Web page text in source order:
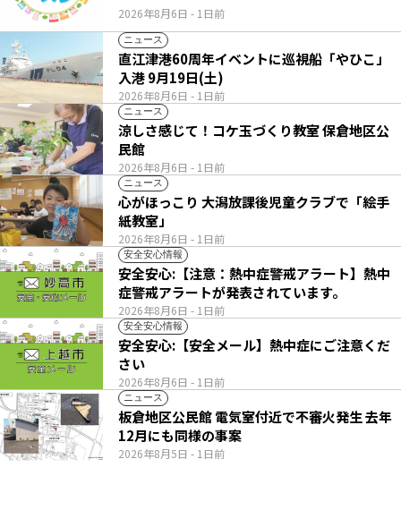
2026年8月6日 - 1日前
ニュース
2026年8月6日 - 1日前
直江津港60周年イベントに巡視船「やひこ」
入港 9月19日(土)
ニュース
2026年8月6日 - 1日前
涼しさ感じて！コケ玉づくり教室 保倉地区公
民館
ニュース
2026年8月6日 - 1日前
心がほっこり 大潟放課後児童クラブで「絵手
紙教室」
安全安心情報
2026年8月6日 - 1日前
安全安心:【注意：熱中症警戒アラート】熱中
症警戒アラートが発表されています。
安全安心情報
2026年8月6日 - 1日前
安全安心:【安全メール】熱中症にご注意くだ
さい
ニュース
2026年8月5日 - 1日前
板倉地区公民館 電気室付近で不審火発生 去年
12月にも同様の事案